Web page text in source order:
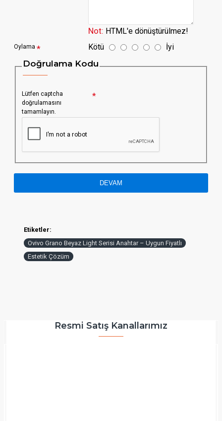
Not: HTML'e dönüştürülmez!
Oylama Kötü İyi
Doğrulama Kodu
Lütfen captcha
doğrulamasını
tamamlayın.
DEVAM
Etiketler:
Ovivo Grano Beyaz Light Serisi Anahtar – Uygun Fiyatlı
Estetik Çözüm
Resmi Satış Kanallarımız